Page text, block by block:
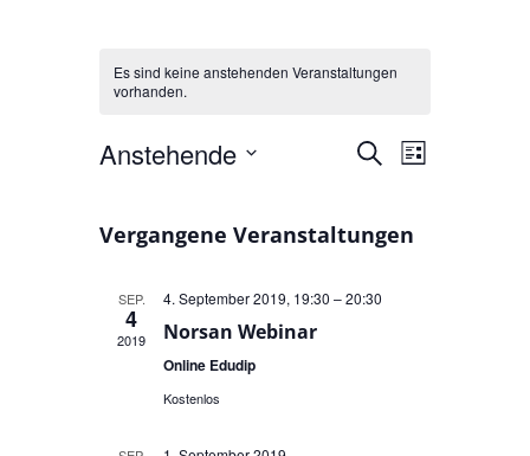
Es sind keine anstehenden Veranstaltungen
vorhanden.
Ansichten,
Navigation
SucheListe
Anstehende
Vergangene Veranstaltungen
SEP.
4
2019
4. September 2019, 19:30 –20:30
Norsan Webinar
Online Edudip
Kostenlos